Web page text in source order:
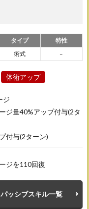
タイプ
特性
術式 –
体術アップ
ジ
ジ量40%アップ付与(2タ
付与(2ターン)
ジを110回復
パッシブスキル一覧